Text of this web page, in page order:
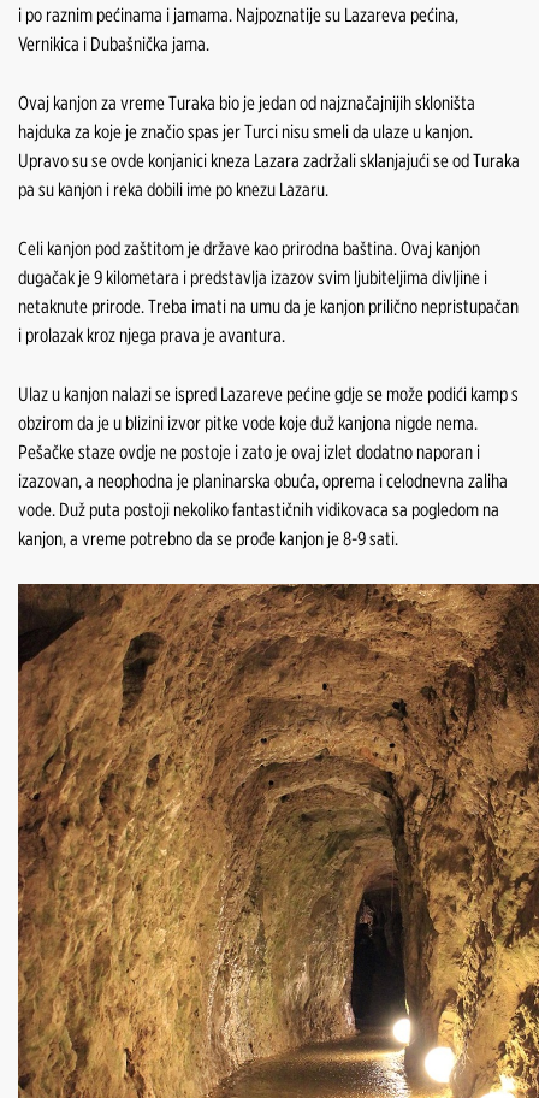
i po raznim pećinama i jamama. Najpoznatije su Lazareva pećina,
Vernikica i Dubašnička jama.
Ovaj kanjon za vreme Turaka bio je jedan od najznačajnijih skloništa
hajduka za koje je značio spas jer Turci nisu smeli da ulaze u kanjon.
Upravo su se ovde konjanici kneza Lazara zadržali sklanjajući se od Turaka
pa su kanjon i reka dobili ime po knezu Lazaru.
Celi kanjon pod zaštitom je države kao prirodna baština. Ovaj kanjon
dugačak je 9 kilometara i predstavlja izazov svim ljubiteljima divljine i
netaknute prirode. Treba imati na umu da je kanjon prilično nepristupačan
i prolazak kroz njega prava je avantura.
Ulaz u kanjon nalazi se ispred Lazareve pećine gdje se može podići kamp s
obzirom da je u blizini izvor pitke vode koje duž kanjona nigde nema.
Pešačke staze ovdje ne postoje i zato je ovaj izlet dodatno naporan i
izazovan, a neophodna je planinarska obuća, oprema i celodnevna zaliha
vode. Duž puta postoji nekoliko fantastičnih vidikovaca sa pogledom na
kanjon, a vreme potrebno da se prođe kanjon je 8-9 sati.